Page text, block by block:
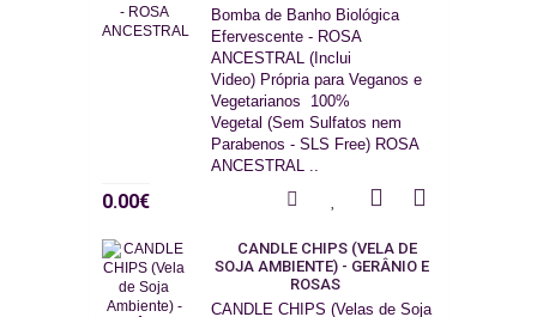
Bomba de Banho Biológica
Efervescente - ROSA
ANCESTRAL (Inclui
Video) Própria para Veganos e
Vegetarianos 100%
Vegetal (Sem Sulfatos nem
Parabenos - SLS Free) ROSA
ANCESTRAL ..
0.00€
CANDLE CHIPS (VELA DE
SOJA AMBIENTE) - GERÂNIO E
ROSAS
CANDLE CHIPS (Velas de Soja